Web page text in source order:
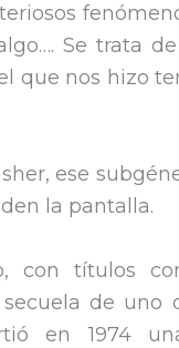
Se trata
que nos hizo
ese
la pantalla.
con títulos
de uno
en 1974